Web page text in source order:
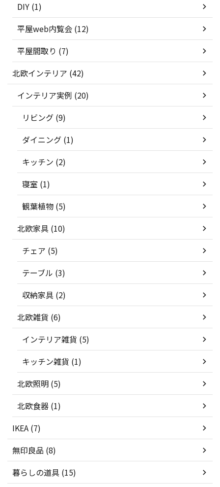
DIY (1)
平屋web内覧会 (12)
平屋間取り (7)
北欧インテリア (42)
インテリア実例 (20)
リビング (9)
ダイニング (1)
キッチン (2)
寝室 (1)
観葉植物 (5)
北欧家具 (10)
チェア (5)
テーブル (3)
収納家具 (2)
北欧雑貨 (6)
インテリア雑貨 (5)
キッチン雑貨 (1)
北欧照明 (5)
北欧食器 (1)
IKEA (7)
無印良品 (8)
暮らしの道具 (15)